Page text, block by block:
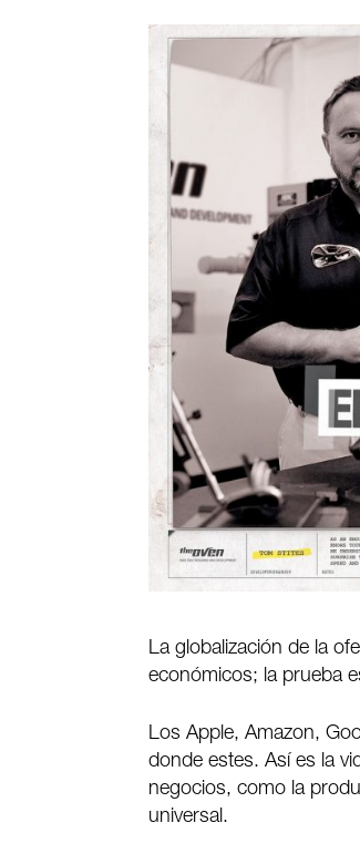
La globalización de la
económicos; la prueba
Los Apple, Amazon,
donde estes. Así es la
negocios, como la
universal.